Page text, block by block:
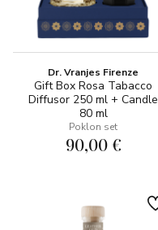
Dr. Vranjes Firenze
Gift Box Rosa Tabacco
Diffusor 250 ml + Candle
80 ml
Poklon set
90,00 €